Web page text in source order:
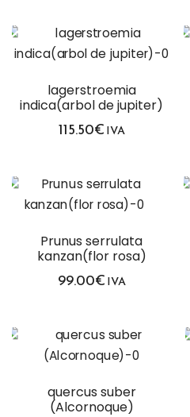
lagerstroemia
indica(arbol de jupiter)
115.50€IVA
Prunus serrulata
kanzan(flor rosa)
99.00€IVA
quercus suber
(Alcornoque)